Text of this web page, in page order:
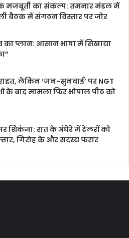
मजबूती का संकल्प: तमनार मंडल में
बैठक में संगठन विस्तार पर जोर
प्लान: आसान भाषा में सिखाया
लेकिन ‘जन-सुनवाई’ पर NGT
के बाद मामला फिर भोपाल पीठ को
शिकंजा: रात के अंधेरे में ट्रेलरों को
गिरोह के और सदस्य फरार